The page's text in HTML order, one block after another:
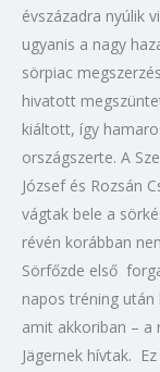
évszázadra nyúlik
ugyanis a nagy
sörpiac
hivatott
kiáltott, így
országszerte. A
József és Rozsán
vágtak bele a
révén korábban
Sörfőzde első
napos tréning
amit akkoriban – a
Jägernek hívtak.